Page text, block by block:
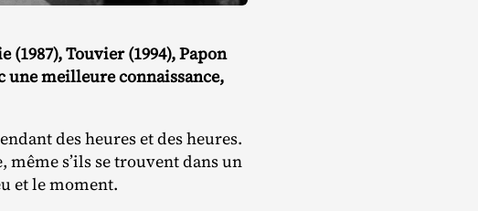
(1987), Touvier (1994), Papon
une meilleure connaissance,
des heures et des heures.
même s’ils se trouvent dans un
et le moment.